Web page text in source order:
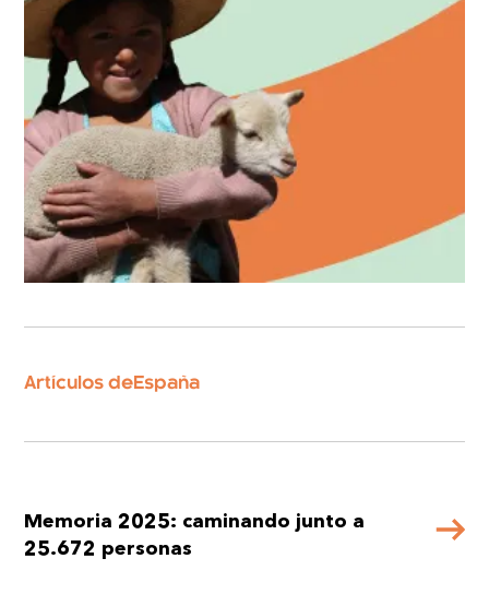
Artículos deEspaña
Memoria 2025: caminando junto a
25.672 personas